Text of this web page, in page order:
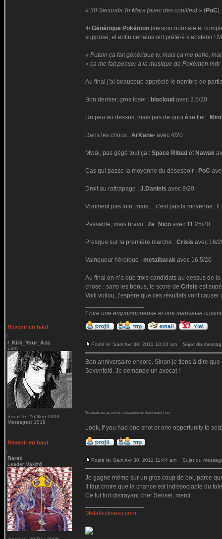
« 30 Seconds To Mars (avec des couilles) » (PoC)
4/ Générique Pokémon (version normale et
supposé, et enfin certains ont préféré s’abstenir !
« Putain ça fait générique tv, mais ça me parle,
« ça me fait penser à la musique de Pokémon mdr
Au final j’ai beaucoup apprécié le nombre de
Bon dernier, gros loser : blacloud avec 2.5/20
Un peu au dessus, mais pas de quoi être fier :
Dans les choux : ArKane- avec 4/20
Mwai, pas gégé tout ça : Space Ritual et Nawak
Cas qui passe la moyenne du désespoir : PoC
Droit au rattrapage : J.Daniels avec 8/20
Vraiment pas loin, mais… c’est pas la moyenne :
Passable, mais bravo : Ze_Nico avec 11.25/20
Presque sur la première marche : Crisis avec 16/
Vainqueur héroïque : metalbarak avec 16.5/20
Au final on n’a que trois candidats au dessus de
chose : sans les bonus, le score de Crisis est
Voili voilou, j’espère que ces résultats vont
Entre une empoisonneuse et une mauvaise
Revenir en haut
I_Kirk_Your_Ass
Lord
Inscrit le: 26 Sep 2009
Messages: 1019
Posté le: Sam Avr 30, 2011 10:10 am Sujet du
Bon anniversaire encore. Sinon je tiens à dire
Sevenfold. Je demande un avocat !
Tu aurais pu au moins m'accorder un demi point ! grrr
Look, if you had one shot or one opportunity to
Revenir en haut
Barak
Leader Maximö
Posté le: Sam Avr 30, 2011 11:44 am Sujet du
Je gagne même sur un gros coup de bol, parce
Il faut croire que la chance est indissociable du
Ce fut fort distrayant cher Sensei, merci.
Metalsickness.com